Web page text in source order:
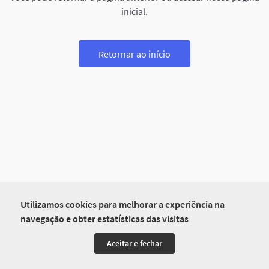
Utilizamos cookies para melhorar a experiência na
navegação e obter estatísticas das visitas
Aceitar e fechar
inicial.
Retornar ao início